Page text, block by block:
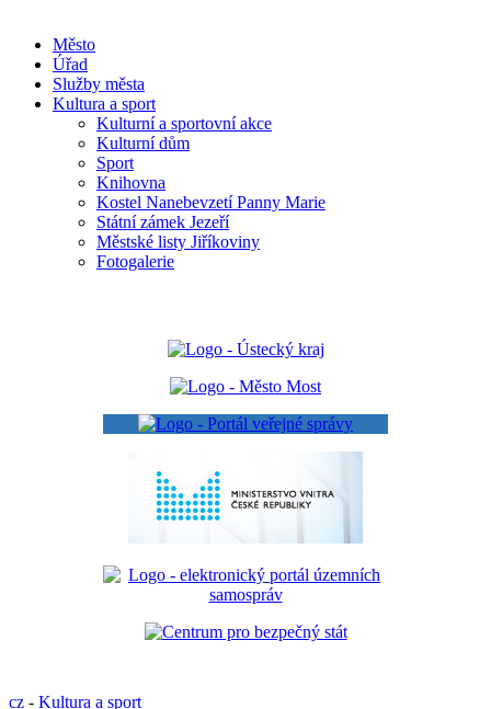
Město
Úřad
Služby města
Kultura a sport
Kulturní a sportovní akce
Kulturní dům
Sport
Knihovna
Kostel Nanebevzetí Panny Marie
Státní zámek Jezeří
Městské listy Jiříkoviny
Fotogalerie
cz - Kultura a sport